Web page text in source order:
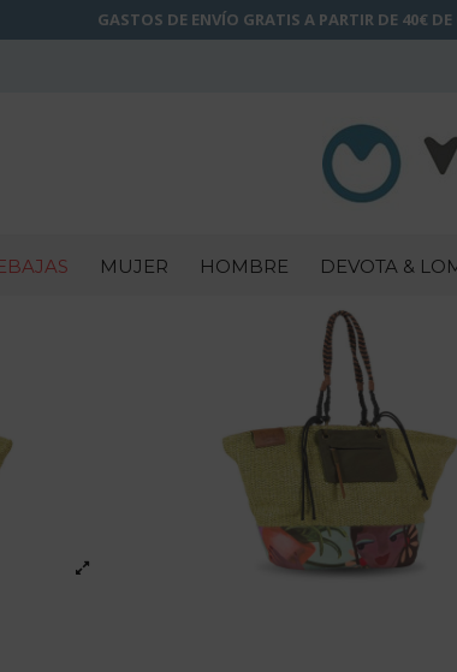
GASTOS DE ENVÍO GRATIS A PARTIR DE 40€
MUJER HOMBRE DEVOTA &